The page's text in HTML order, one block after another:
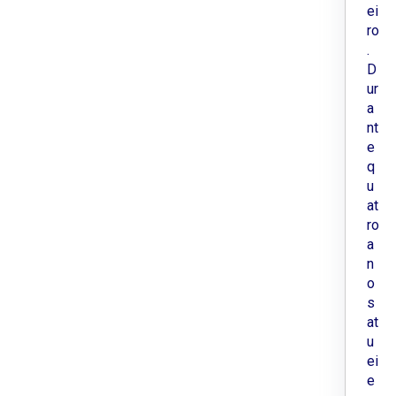
ei
ro
.
D
ur
a
nt
e
q
u
at
ro
a
n
o
s
at
u
ei
e